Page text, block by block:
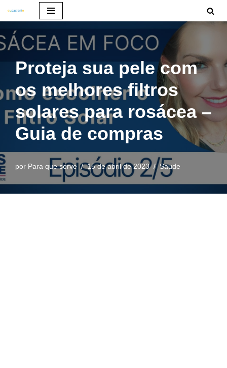
para
conteúdo
Proteja sua pele com
os melhores filtros
solares para rosácea –
Guia de compras
por Para que serve 15 de abril de 2023 Saude